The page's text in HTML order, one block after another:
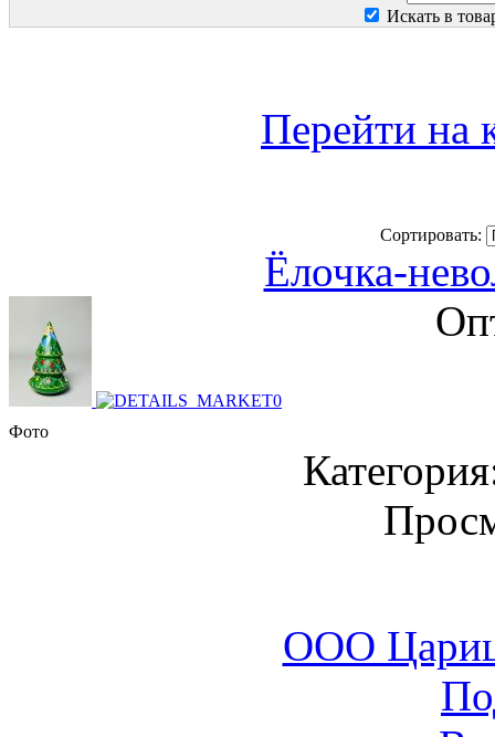
Искать в
Перейти на
Сортировать:
Ёлочка-
Фото
ООО